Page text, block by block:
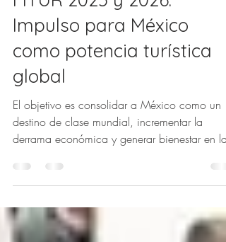
Kathia Lizbeth Pérez Godínez
21 oct 2024
1 min de lectura
FITUR 2025 y 2026:
Impulso para México
como potencia turística
global
destino de clase mundial, incrementar la
derrama económica y generar bienestar en las
comunidades